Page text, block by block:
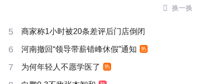
 换一换
5 商家称1小时被20条差评后门店倒闭
6 河南撤回“领导带薪错峰休假”通知 热
7 为何年轻人不愿学医了 热